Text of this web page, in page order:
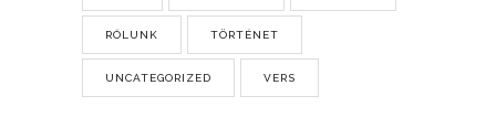
RÓLUNK TÖRTÉNET
UNCATEGORIZED VERS